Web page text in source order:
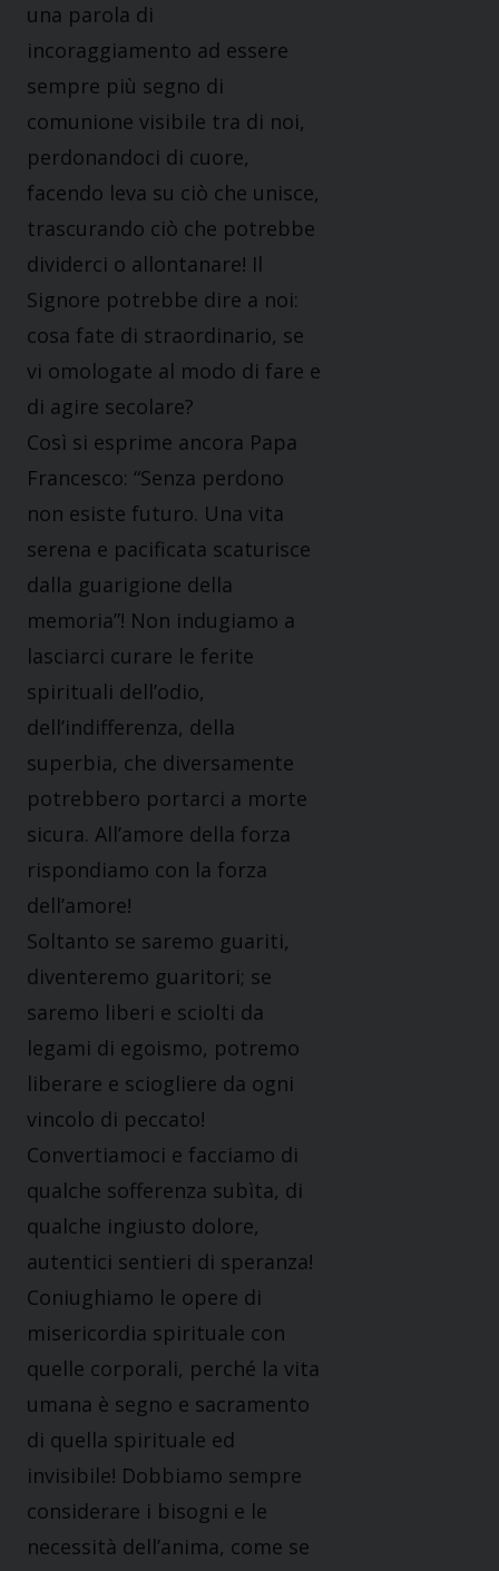
una parola di
incoraggiamento ad essere
sempre più segno di
comunione visibile tra di noi,
perdonandoci di cuore,
facendo leva su ciò che unisce,
trascurando ciò che potrebbe
dividerci o allontanare! Il
Signore potrebbe dire a noi:
cosa fate di straordinario, se
vi omologate al modo di fare e
di agire secolare?
Così si esprime ancora Papa
Francesco: “Senza perdono
non esiste futuro. Una vita
serena e pacificata scaturisce
dalla guarigione della
memoria”! Non indugiamo a
lasciarci curare le ferite
spirituali dell’odio,
dell’indifferenza, della
superbia, che diversamente
potrebbero portarci a morte
sicura. All’amore della forza
rispondiamo con la forza
dell’amore!
Soltanto se saremo guariti,
diventeremo guaritori; se
saremo liberi e sciolti da
legami di egoismo, potremo
liberare e sciogliere da ogni
vincolo di peccato!
Convertiamoci e facciamo di
qualche sofferenza subìta, di
qualche ingiusto dolore,
autentici sentieri di speranza!
Coniughiamo le opere di
misericordia spirituale con
quelle corporali, perché la vita
umana è segno e sacramento
di quella spirituale ed
invisibile! Dobbiamo sempre
considerare i bisogni e le
necessità dell’anima, come se